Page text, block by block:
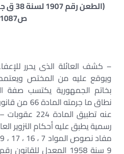
ص1087)
– كشف العائلة الذى يحرر
ويوقع عليه من المختص
بخاتم الجمهورية يكتسب صفة
نطاق ما
عنه تطبيق
رسمية يطبق عليه أحكام التزوير